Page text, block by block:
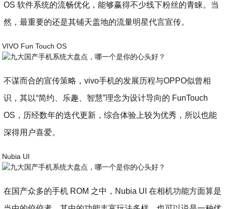
OS 软件系统的流畅优化，能够赢得不少线下粉丝的青睐。当
然，最重要的还是其铺天盖地的流量明星代言宣传。
VIVO Fun Touch OS
不谋而合的宣传策略，vivo手机的发展历程与OPPO似曾相
识，其以“简约、乐趣、智慧”理念为设计导向的 FunTouch
OS，历经数年的迭代更新，综合体验上较为优秀，所以也能
深得用户喜爱。
Nubia UI
在国产众多的手机 ROM 之中，Nubia UI 在相机功能方面算是